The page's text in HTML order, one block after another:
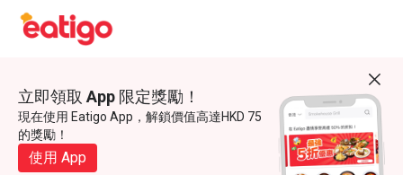
立即領取 App 限定獎勵！
現在使用 Eatigo App，解鎖價值高達HKD 75
的獎勵！
使用 App